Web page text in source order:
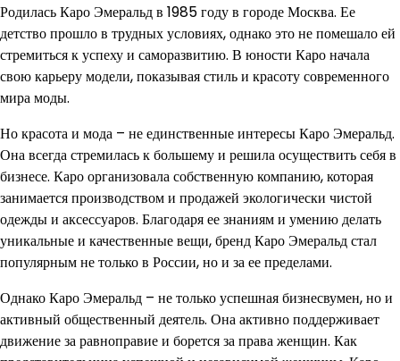
Родилась Каро Эмеральд в 1985 году в городе Москва. Ее
детство прошло в трудных условиях, однако это не помешало ей
стремиться к успеху и саморазвитию. В юности Каро начала
свою карьеру модели, показывая стиль и красоту современного
мира моды.
Но красота и мода – не единственные интересы Каро Эмеральд.
Она всегда стремилась к большему и решила осуществить себя в
бизнесе. Каро организовала собственную компанию, которая
занимается производством и продажей экологически чистой
одежды и аксессуаров. Благодаря ее знаниям и умению делать
уникальные и качественные вещи, бренд Каро Эмеральд стал
популярным не только в России, но и за ее пределами.
Однако Каро Эмеральд – не только успешная бизнесвумен, но и
активный общественный деятель. Она активно поддерживает
движение за равноправие и борется за права женщин. Как